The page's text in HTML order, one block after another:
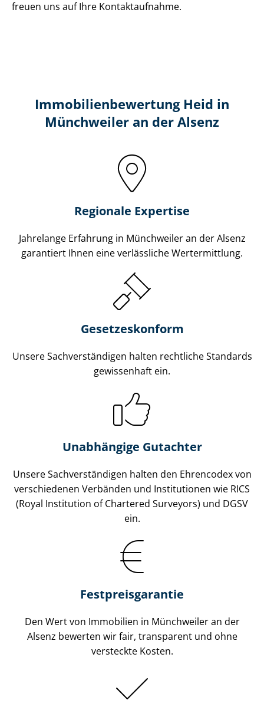
freuen uns auf Ihre Kontaktaufnahme.
Immobilien­bewertung Heid in
Münchweiler an der Alsenz
Regionale Expertise
Jahrelange Erfahrung in Münchweiler an der Alsenz
garantiert Ihnen eine verlässliche Wertermittlung.
Gesetzes­konform
Unsere Sach­ver­stän­di­gen halten rechtliche Standards
gewissenhaft ein.
Unabhängige Gutachter
Unsere Sach­ver­stän­di­gen halten den Ehrencodex von
verschiedenen Verbänden und Institutionen wie RICS
(Royal Institution of Chartered Surveyors) und DGSV
ein.
Festpreis​garantie
Den Wert von Immobilien in Münchweiler an der
Alsenz bewerten wir fair, transparent und ohne
versteckte Kosten.